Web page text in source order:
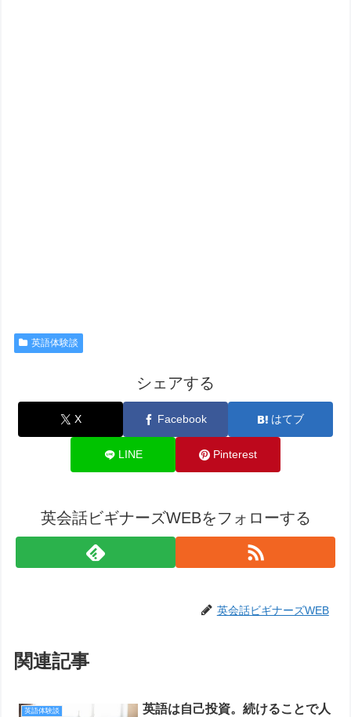
英語体験談
シェアする
X Facebook はてブ
LINE Pinterest
英会話ビギナーズWEBをフォローする
英会話ビギナーズWEB
関連記事
英語体験談
英語は自己投資。続けることで人